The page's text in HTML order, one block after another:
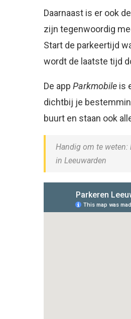
Daarnaast is er ook
zijn tegenwoordig
Start de parkeertijd
wordt de laatste tijd
De app Parkmobile is
dichtbij je
buurt en staan ook
Handig om te weten:
in Leeuwarden